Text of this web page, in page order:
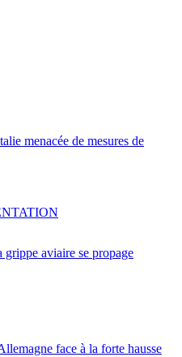
menacée de mesures de
grippe aviaire se propage
face à la forte hausse